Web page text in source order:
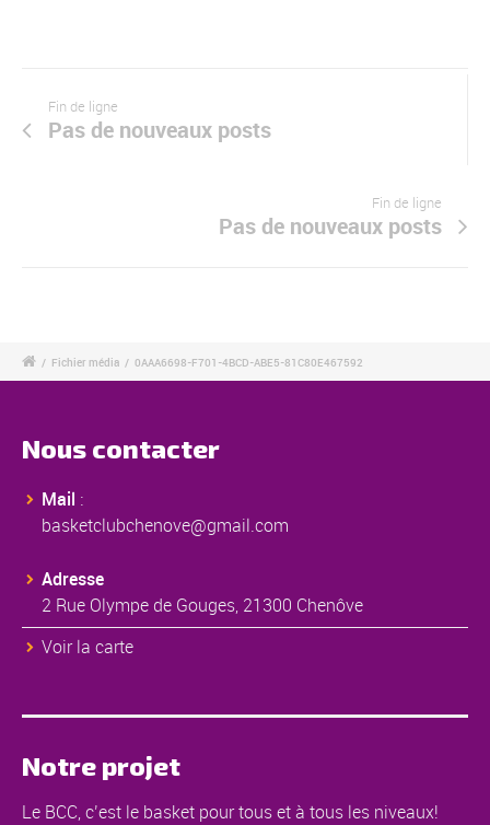
Fin de ligne
Pas de nouveaux posts
Fin de ligne
Pas de nouveaux posts
/ Fichier média / 0AAA6698-F701-4BCD-ABE5-81C80E467592
Nous contacter
Mail :
basketclubchenove@gmail.com
Adresse
2 Rue Olympe de Gouges, 21300 Chenôve
Voir la carte
Notre projet
Le BCC, c’est le basket pour tous et à tous les niveaux!